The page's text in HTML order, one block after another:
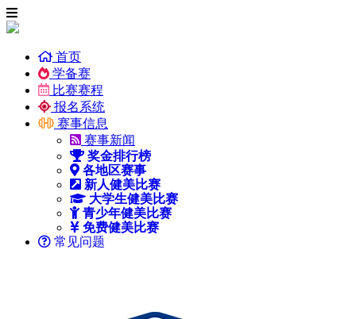
首页
学备赛
比赛赛程
报名系统
赛事信息
赛事新闻
奖金排行榜
各地区赛事
新人健美比赛
大学生健美比赛
青少年健美比赛
免费健美比赛
常见问题